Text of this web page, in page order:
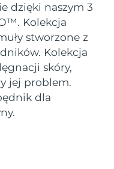
dzięki naszym 3
Kolekcja
stworzone z
Kolekcja
skóry,
jej problem.
dla